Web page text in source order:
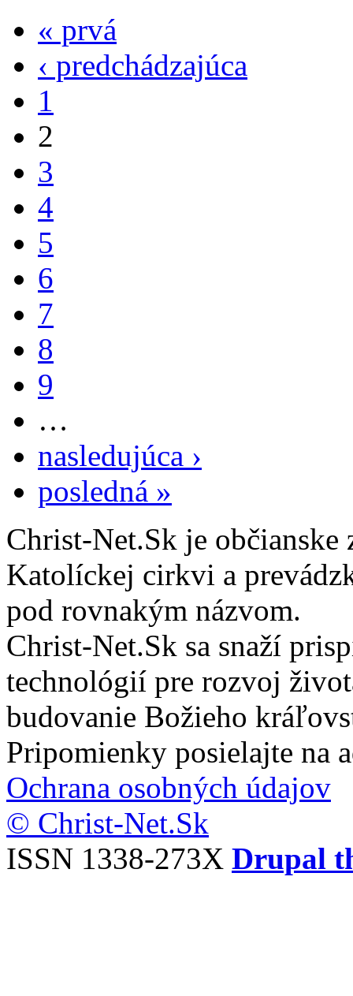
« prvá
‹ predchádzajúca
1
2
3
4
5
6
7
8
9
…
nasledujúca ›
posledná »
Christ-Net.Sk je
Katolíckej cirkvi a
pod rovnakým názvom.
Christ-Net.Sk sa snaží
technológií pre rozvoj
budovanie Božieho
Pripomienky posielajte na
Ochrana osobných údajov
© Christ-Net.Sk
ISSN 1338-273X Drupal